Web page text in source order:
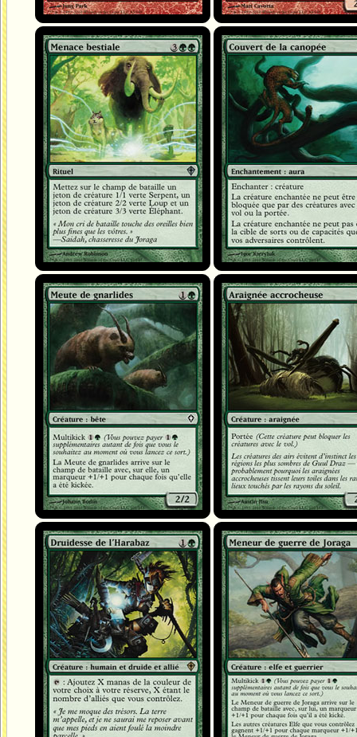
Menace bestiale Couvert de la canopée
Meute de gnarlides Araignée accrocheuse
Druidesse de l'Harabaz Meneur de guerre de Joraga